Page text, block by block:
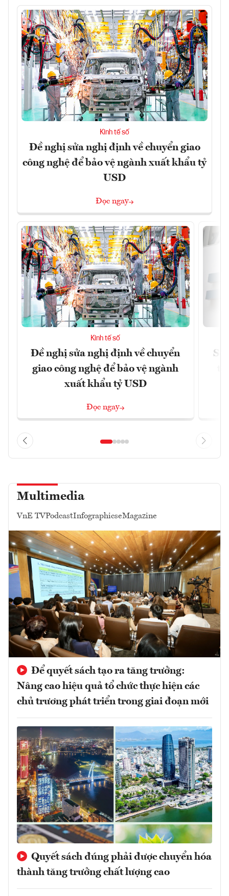
Kinh tế số
Đề nghị sửa nghị định về chuyển giao
công nghệ để bảo vệ ngành xuất khẩu tỷ
USD
Đọc ngay
Kinh tế số
Đề nghị sửa nghị định về chuyển
giao công nghệ để bảo vệ ngành
xuất khẩu tỷ USD
Đọc ngay
Multimedia
VnE TVPodcastInfographicseMagazine
Để quyết sách tạo ra tăng trưởng:
Nâng cao hiệu quả tổ chức thực hiện các
chủ trương phát triển trong giai đoạn mới
Quyết sách đúng phải được chuyển hóa
thành tăng trưởng chất lượng cao